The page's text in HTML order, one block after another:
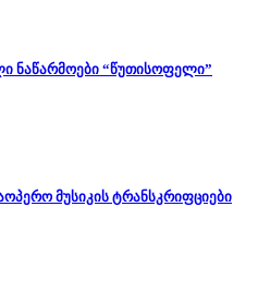
ნაწარმოები “წუთისოფელი”
მუსიკის ტრანსკრიფციები